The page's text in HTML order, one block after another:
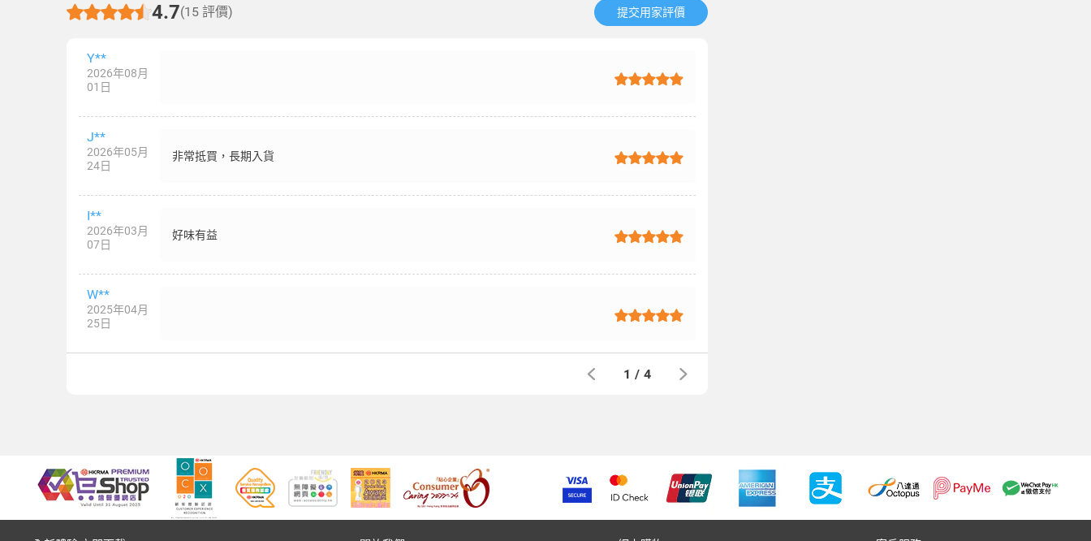
4.7(15 評價) 提交用家評價​
Y**
2026年08月
01日
J**
2026年05月
24日
非常抵買，長期入貨
I**
2026年03月
07日
好味有益
W**
2025年04月
25日
1 / 4